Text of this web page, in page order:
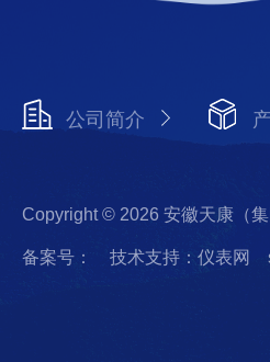
公司简介
Copyright © 2026 安徽天康（
备案号： 技术支持：仪表网